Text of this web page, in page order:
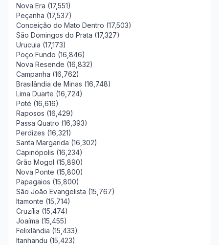
Nova Era (17,551)
Peçanha (17,537)
Conceição do Mato Dentro (17,503)
São Domingos do Prata (17,327)
Urucuia (17,173)
Poço Fundo (16,846)
Nova Resende (16,832)
Campanha (16,762)
Brasilândia de Minas (16,748)
Lima Duarte (16,724)
Poté (16,616)
Raposos (16,429)
Passa Quatro (16,393)
Perdizes (16,321)
Santa Margarida (16,302)
Capinópolis (16,234)
Grão Mogol (15,890)
Nova Ponte (15,800)
Papagaios (15,800)
São João Evangelista (15,767)
Itamonte (15,714)
Cruzília (15,474)
Joaíma (15,455)
Felixlândia (15,433)
Itanhandu (15,423)